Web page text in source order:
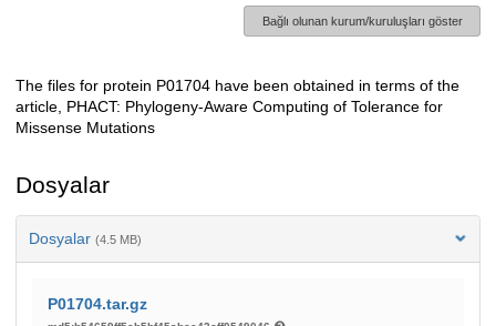
Bağlı olunan kurum/kuruluşları göster
Açıklama
The files for protein P01704 have been obtained in terms of the
article, PHACT: Phylogeny-Aware Computing of Tolerance for
Missense Mutations
Dosyalar
Dosyalar (4.5 MB)
P01704.tar.gz